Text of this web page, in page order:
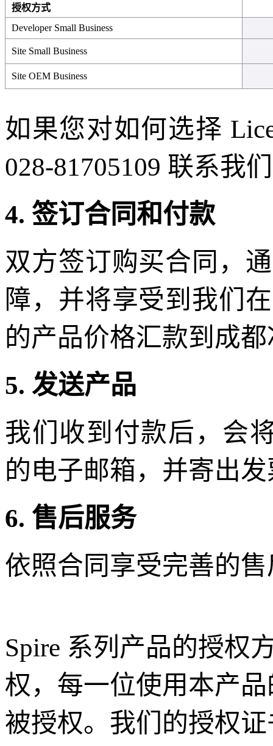
授权方式
Developer Small Business
Site Small Business
Site OEM Business
如果您对如何选择
028-81705109 联系我
4. 签订合同和付款
双方签订购买合同，
障，并将享受到我们
的产品价格汇款到成
5. 发送产品
我们收到付款后，会
的电子邮箱，并寄出
6. 售后服务
依照合同享受完善的
Spire 系列产品的授权
权，每一位使用本产
被授权。我们的授权